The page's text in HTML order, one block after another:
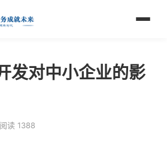
发对中小企业的影
阅读 1388